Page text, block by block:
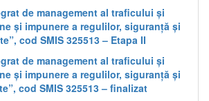
de management al traficului și
și impunere a regulilor, siguranță și
cod SMIS 325513 – Etapa II
de management al traficului și
și impunere a regulilor, siguranță și
cod SMIS 325513 – finalizat